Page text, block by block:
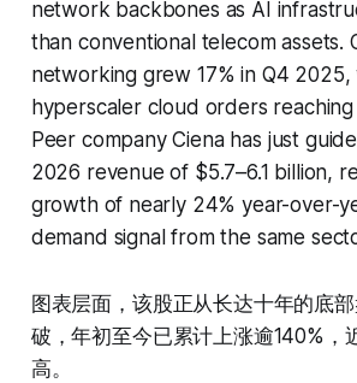
network backbones as AI
than conventional telecom assets.
networking grew 17% in Q4
hyperscaler cloud orders
Peer company Ciena has just
2026 revenue of $5.7–6.1 billion,
growth of nearly 24% year-over-
demand signal from the same
图表层面，该股正从长达十年的底
破，年初至今已累计上涨逾140%，
高。